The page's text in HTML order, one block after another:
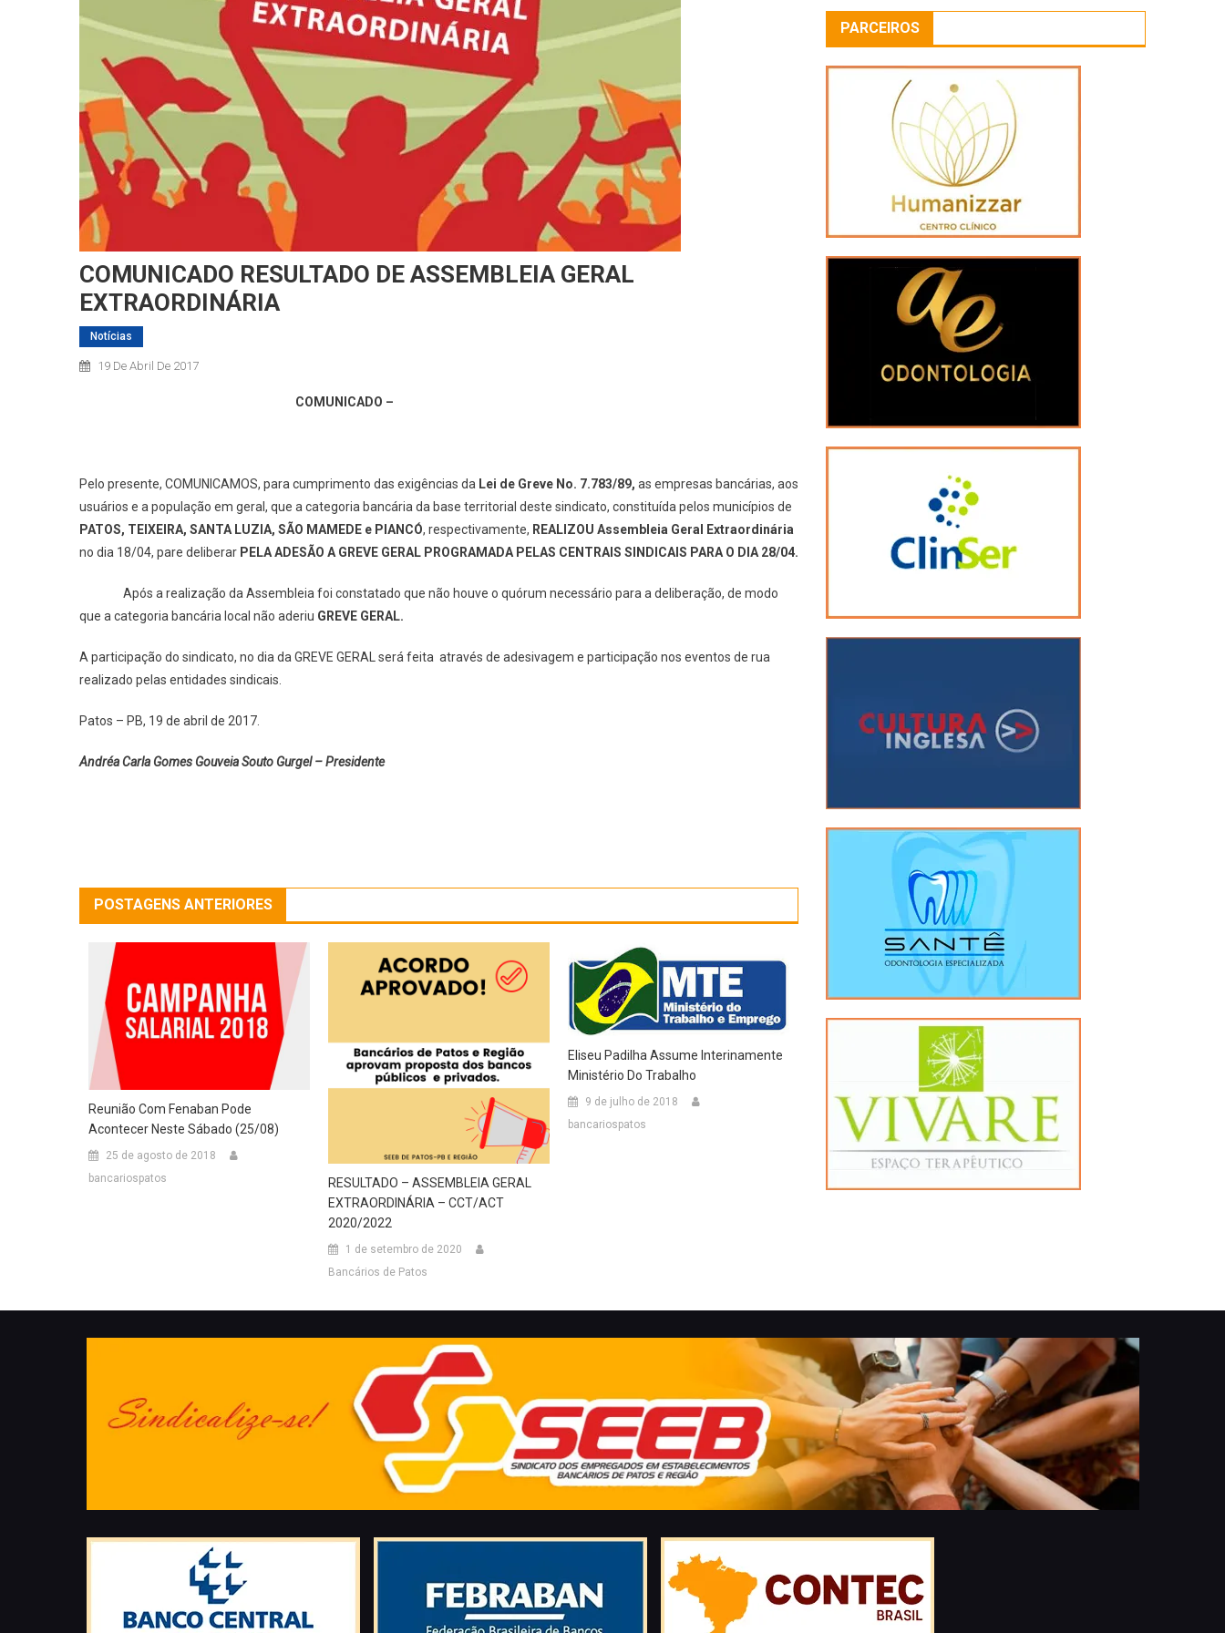
COMUNICADO RESULTADO DE ASSEMBLEIA GERAL
EXTRAORDINÁRIA
Notícias
19 De Abril De 2017
COMUNICADO –
Pelo presente, COMUNICAMOS, para cumprimento das exigências da Lei de Greve No. 7.783/89, as empresas bancárias, aos
usuários e a população em geral, que a categoria bancária da base territorial deste sindicato, constituída pelos municípios de
PATOS, TEIXEIRA, SANTA LUZIA, SÃO MAMEDE e PIANCÓ, respectivamente, REALIZOU Assembleia Geral Extraordinária
no dia 18/04, pare deliberar PELAADESÃO A GREVE GERAL PROGRAMADA PELAS CENTRAIS SINDICAIS PARA O DIA 28/04.
Após a realização da Assembleia foi constatado que não houve o quórum necessário para a deliberação, de modo
que a categoria bancária local não aderiu GREVE GERAL.
A participação do sindicato, no dia da GREVE GERAL será feita através de adesivagem e participação nos eventos de rua
realizado pelas entidades sindicais.
Patos – PB, 19 de abril de 2017.
Andréa Carla Gomes Gouveia Souto Gurgel – Presidente
POSTAGENS ANTERIORES
Reunião Com Fenaban Pode
Acontecer Neste Sábado (25/08)
25 de agosto de 2018
bancariospatos
RESULTADO – ASSEMBLEIA GERAL
EXTRAORDINÁRIA – CCT/ACT
2020/2022
1 de setembro de 2020
Bancários de Patos
Eliseu Padilha Assume Interinamente
Ministério Do Trabalho
9 de julho de 2018
bancariospatos
PARCEIROS